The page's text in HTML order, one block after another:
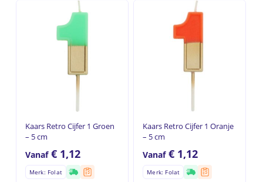
Kaars Retro Cijfer 1 Groen
– 5 cm
Vanaf€ 1,12
Merk: Folat
Kaars Retro Cijfer 1 Oranje
– 5 cm
Vanaf€ 1,12
Merk: Folat